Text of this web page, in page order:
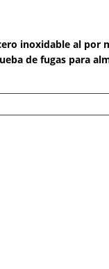
inoxidable al por
de fugas para